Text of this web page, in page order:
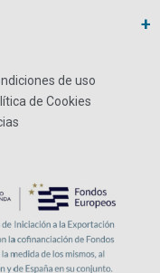
de uso
de Cookies